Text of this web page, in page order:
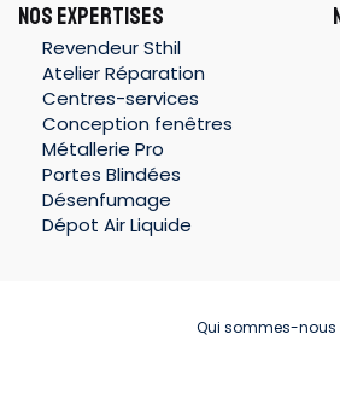
NOS EXPERTISES
Revendeur Sthil
Atelier Réparation
Centres-services
Conception fenêtres
Métallerie Pro
Portes Blindées
Désenfumage
Dépot Air Liquide
Qui sommes-nous